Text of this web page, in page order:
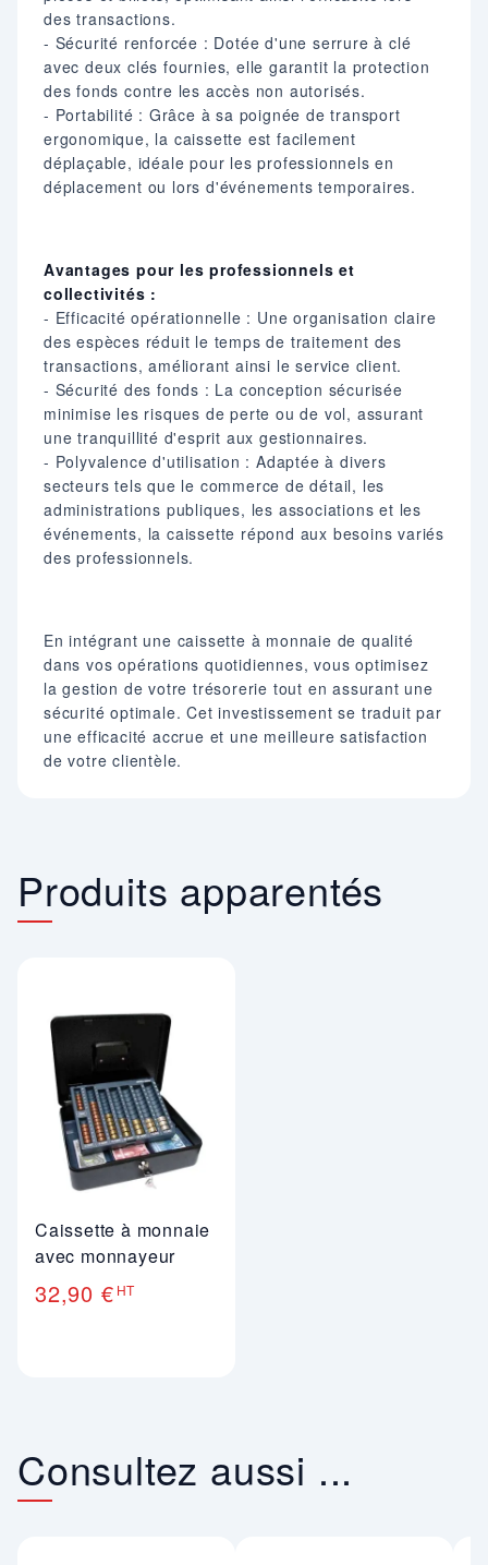
des transactions.
- Sécurité renforcée : Dotée d'une serrure à clé
avec deux clés fournies, elle garantit la protection
des fonds contre les accès non autorisés.
- Portabilité : Grâce à sa poignée de transport
ergonomique, la caissette est facilement
déplaçable, idéale pour les professionnels en
déplacement ou lors d'événements temporaires.
Avantages pour les professionnels et
collectivités :
- Efficacité opérationnelle : Une organisation claire
des espèces réduit le temps de traitement des
transactions, améliorant ainsi le service client.
- Sécurité des fonds : La conception sécurisée
minimise les risques de perte ou de vol, assurant
une tranquillité d'esprit aux gestionnaires.
- Polyvalence d'utilisation : Adaptée à divers
secteurs tels que le commerce de détail, les
administrations publiques, les associations et les
événements, la caissette répond aux besoins variés
des professionnels.
En intégrant une caissette à monnaie de qualité
dans vos opérations quotidiennes, vous optimisez
la gestion de votre trésorerie tout en assurant une
sécurité optimale. Cet investissement se traduit par
une efficacité accrue et une meilleure satisfaction
de votre clientèle.
Produits apparentés
Caissette à monnaie
avec monnayeur
32,90 € HT
Consultez aussi ...